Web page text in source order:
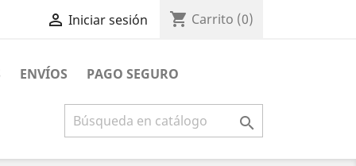
 Iniciar sesión shopping_cart Carrito (0)
ENVÍOS PAGO SEGURO
